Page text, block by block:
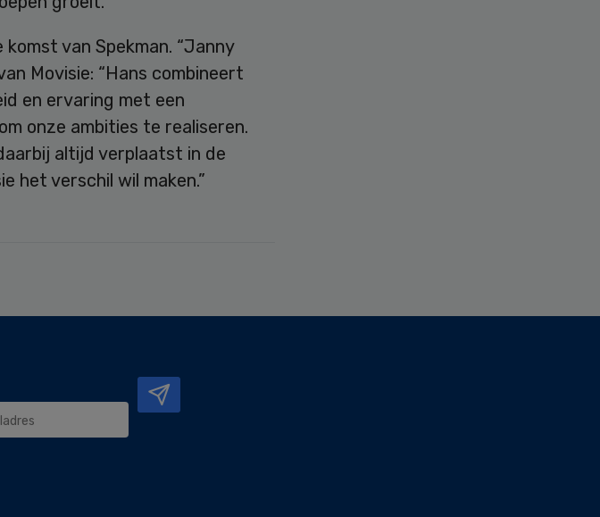
van Spekman. “Janny
Movisie: “Hans combineert
en ervaring met een
onze ambities te realiseren.
altijd verplaatst in de
het verschil wil maken.”